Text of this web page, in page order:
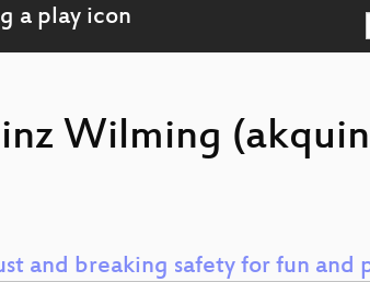
Wilming
and breaking safety for fun and